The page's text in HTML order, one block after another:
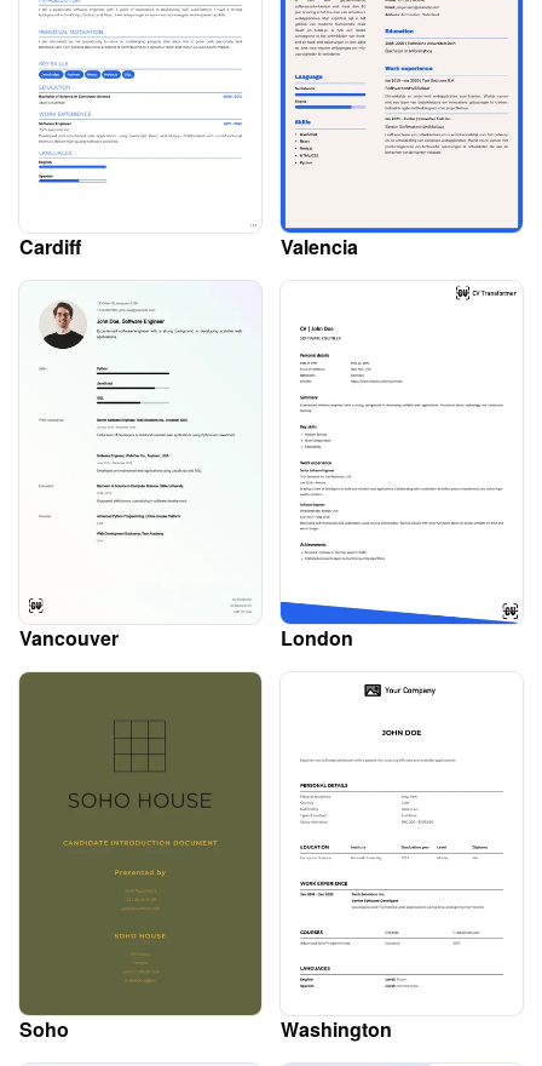
Cardiff Valencia
Vancouver London
Soho Washington